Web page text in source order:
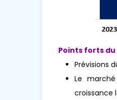
Points forts
Prévisions
Le
croissance